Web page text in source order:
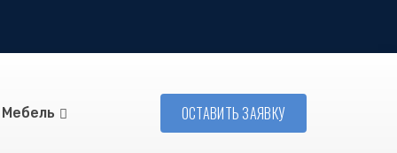
Мебель ОСТАВИТЬ ЗАЯВКУ